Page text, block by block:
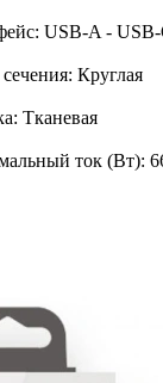
USB-A - USB-
Круглая
Тканевая
ток (Вт):